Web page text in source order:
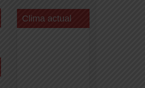
Clima actual